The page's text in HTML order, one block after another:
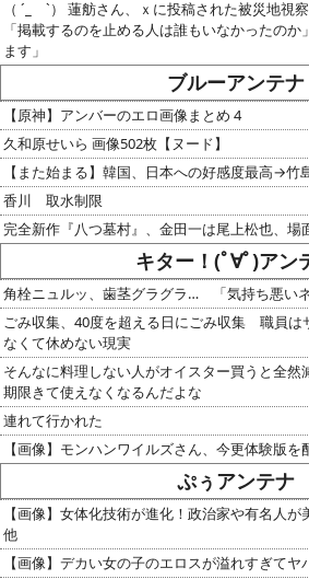
（ ´_ゝ`） 蓮舫さん、ｘに投稿された被災地視
「掲載するのを止める人は誰もいなかったの
ます」
ブルーアンテナ
【原神】アンバーのエロ画像まとめ 4
久和原せいら 画像502枚【ヌード】
【また始まる】韓国、日本への好感度最高→竹
香川 取水制限
完全新作『八つ墓村』、金田一は尾上松也、場
キター！(ﾟ∀ﾟ)アン
角栓ニュルッ、歯茎グラグラ… 「気持ち悪い
ごみ収集、40度を超える日にごみ収集 職員は
なくて休めない現実
そんなに料理しない人がオイスター買うと全
期限きて使えなくなるんだよな
連れて行かれた
【画像】モンハンワイルズさん、今更体験版
ぷぅアンテナ
【画像】女体化技術が進化！政治家や有名人
他
【画像】デカい女の子のエロスが溢れすぎて